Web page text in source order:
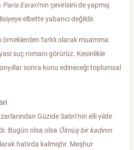
Paris Esrarı’nın çevirisini de yapmış
elbette yabancı değildir.
örneklerden farklı olarak muamma
suç romanı görürüz. Kesinlikle
sonra konu edineceği toplumsal
Güzide Sabri’nin elli yıldır
Bugün olsa olsa Ölmüş bir kadının
hatırda kalmıştır. Meşhur